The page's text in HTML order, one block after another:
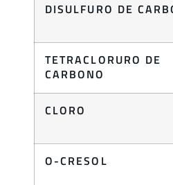
DISULFURO DE
TETRACLORURO DE
CARBONO
CLORO
O-CRESOL